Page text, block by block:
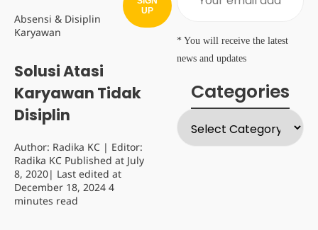
Absensi & Disiplin
Karyawan
Solusi Atasi
Karyawan Tidak
Disiplin
Author: Radika KC | Editor:
Radika KC Published at July
8, 2020| Last edited at
December 18, 2024 4
minutes read
UP
* You will receive the latest
news and updates
Categories